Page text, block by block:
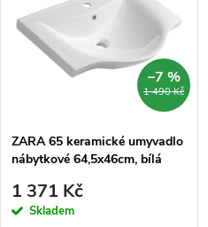
1 490 Kč
–7 %
ZARA 65 keramické umyvadlo
nábytkové 64,5x46cm, bílá
1 371 Kč
Skladem